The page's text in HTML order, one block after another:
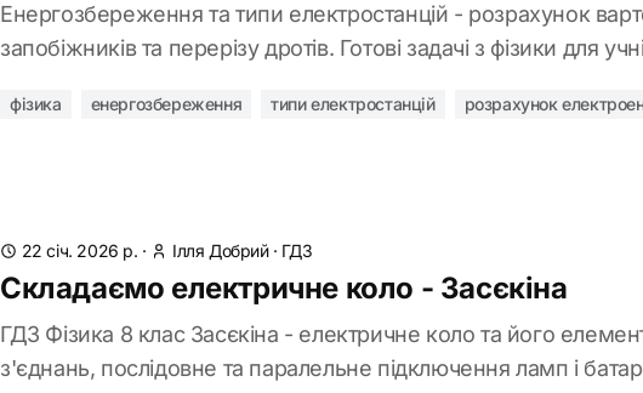
Енергозбереження та типи електростанцій - розрахунок
запобіжників та перерізу дротів. Готові задачі з фізики для
фізика енергозбереження типи електростанцій розрахунок
22 січ. 2026 р. · Ілля Добрий· ГДЗ
Складаємо електричне коло - Засєкіна
ГДЗ Фізика 8 клас Засєкіна - електричне коло та його
з'єднань, послідовне та паралельне підключення ламп і